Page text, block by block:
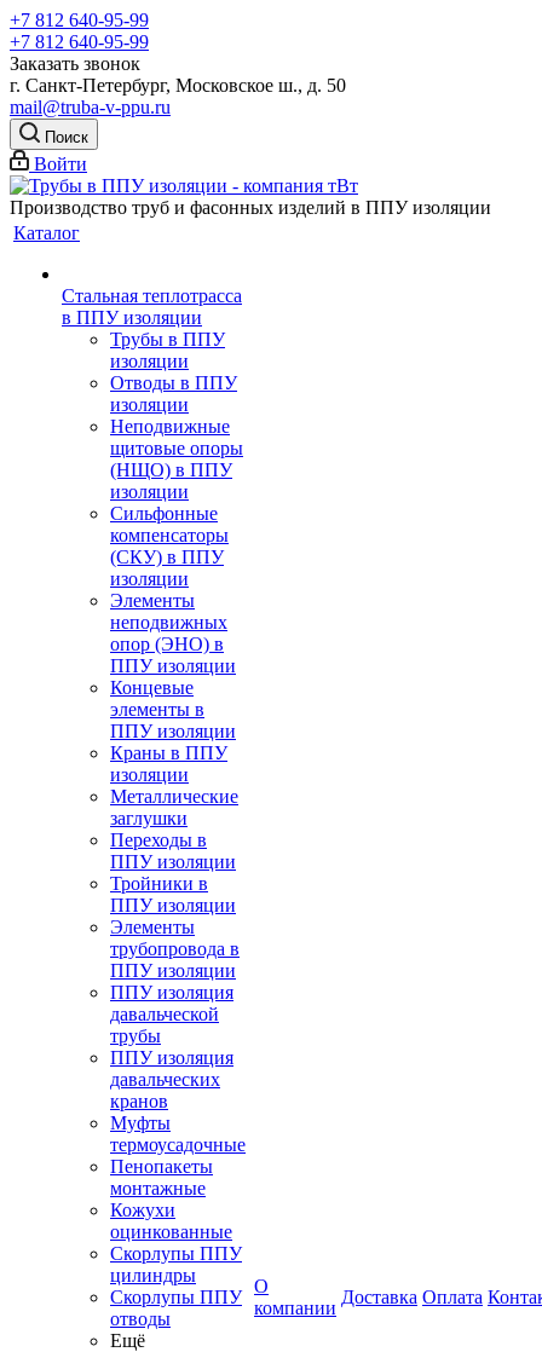
+7 812 640-95-99
+7 812 640-95-99
Заказать звонок
г. Санкт-Петербург, Московское ш., д. 50
mail@truba-v-ppu.ru
Поиск
Войти
Производство труб и фасонных изделий в ППУ изоляции
Каталог
Стальная теплотрасса
в ППУ изоляции
Трубы в ППУ
изоляции
Отводы в ППУ
изоляции
Неподвижные
щитовые опоры
(НЩО) в ППУ
изоляции
Cильфонные
компенсаторы
(СКУ) в ППУ
изоляции
Элементы
неподвижных
опор (ЭНО) в
ППУ изоляции
Концевые
элементы в
ППУ изоляции
Краны в ППУ
изоляции
Металлические
заглушки
Переходы в
ППУ изоляции
Тройники в
ППУ изоляции
Элементы
трубопровода в
ППУ изоляции
ППУ изоляция
давальческой
трубы
ППУ изоляция
давальческих
кранов
Муфты
термоусадочные
Пенопакеты
монтажные
Кожухи
оцинкованные
Скорлупы ППУ
цилиндры
Скорлупы ППУ
отводы
Ещё
О
компании
Доставка Оплата